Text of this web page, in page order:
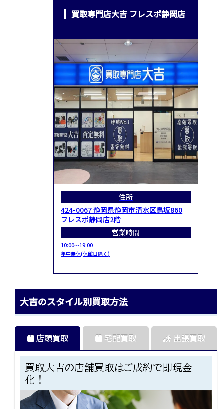
買取専門店大吉 フレスポ静岡店
住所
424-0067 静岡県静岡市清水区鳥坂860
フレスポ静岡店2階
営業時間
10:00～19:00
年中無休(休館日除く)
大吉のスタイル別買取方法
店頭買取
買取大吉の店舗買取はご成約で即現金
化！
宅配買取 出張買取